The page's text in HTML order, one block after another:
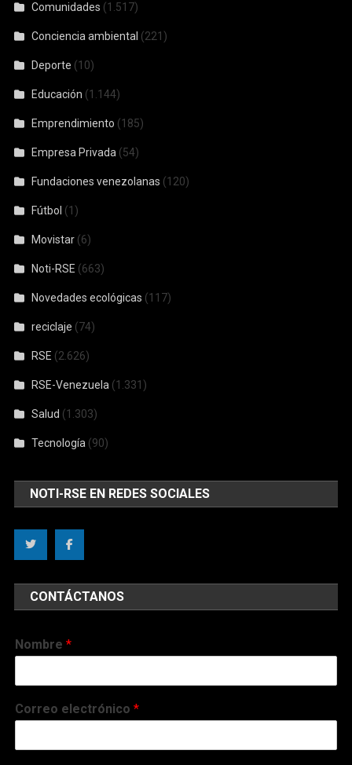
Comunidades (1.517)
Conciencia ambiental (221)
Deporte (10)
Educación (1.144)
Emprendimiento (185)
Empresa Privada (54)
Fundaciones venezolanas (120)
Fútbol (1)
Movistar (6)
Noti-RSE (663)
Novedades ecológicas (117)
reciclaje (74)
RSE (2.626)
RSE-Venezuela (1.331)
Salud (1.303)
Tecnología (90)
NOTI-RSE EN REDES SOCIALES
CONTÁCTANOS
Nombre*
Correo electrónico*